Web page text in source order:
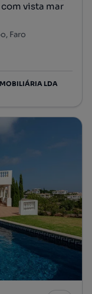
com vista mar
Faro
LDA